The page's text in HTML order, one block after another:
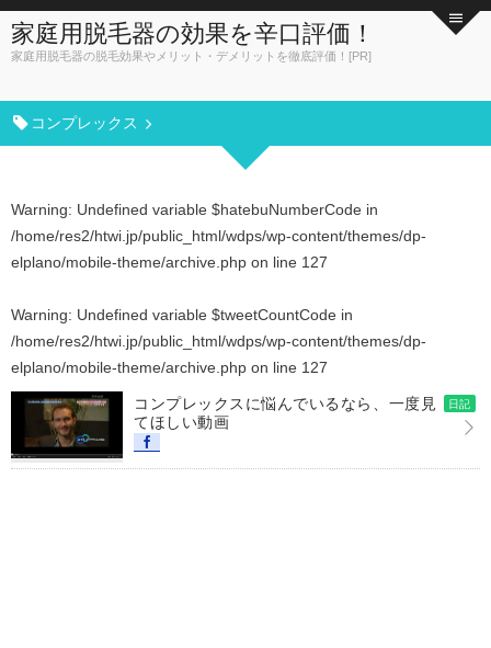
家庭用脱毛器の効果を辛口評価！
家庭用脱毛器の脱毛効果やメリット・デメリットを徹底評価！[PR]
コンプレックス
Warning: Undefined variable $hatebuNumberCode in
/home/res2/htwi.jp/public_html/wdps/wp-content/themes/dp-
elplano/mobile-theme/archive.php on line 127
Warning: Undefined variable $tweetCountCode in
/home/res2/htwi.jp/public_html/wdps/wp-content/themes/dp-
elplano/mobile-theme/archive.php on line 127
日記
コンプレックスに悩んでいるなら、一度見
てほしい動画